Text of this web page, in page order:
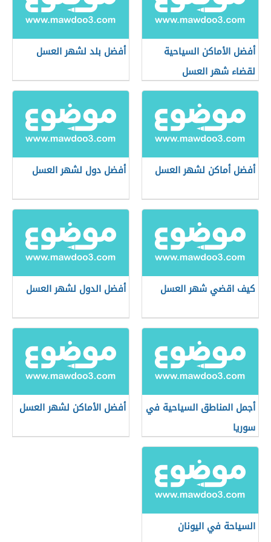
أفضل الأماكن السياحية
لقضاء شهر العسل
أفضل بلد لشهر العسل
أفضل أماكن لشهر العسل أفضل دول لشهر العسل
كيف اقضي شهر العسل أفضل الدول لشهر العسل
أجمل المناطق السياحية في
سوريا
أفضل الأماكن لشهر العسل
السياحة في اليونان